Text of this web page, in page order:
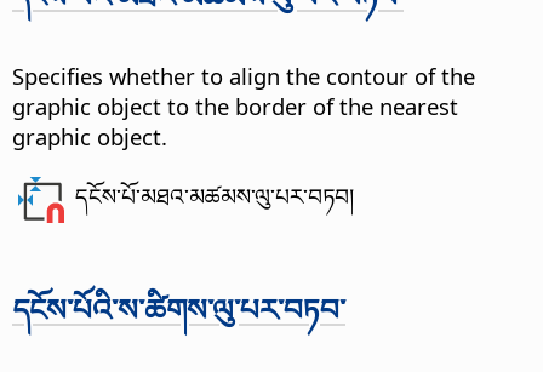
Specifies whether to align the contour of the
graphic object to the border of the nearest
graphic object.
དངོས་པོ་མཐའ་མཚམས་ལུ་པར་བཏབ།
དངོས་པོའི་ས་ཚིགས་ལུ་པར་བཏབ་